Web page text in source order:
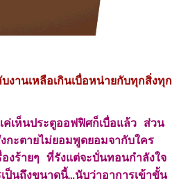
งานเหลือเกินเบื่อหน่ายกับทุกสิ่งทุก
ค่เห็นประตูออฟฟิศก็เบื่อแล้ว ส่วน
กะตายไม่ยอมพูดยอมจากับใคร
องร้ายๆ ที่รังแต่จะบั่นทอนกำลังใจ
ป็นถึงขนาดนี้…นับว่าอาการเข้าขั้น